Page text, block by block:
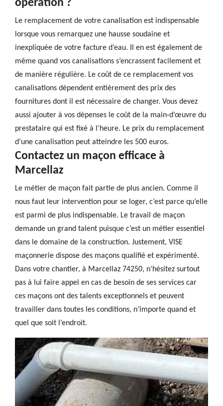
opération ?
Le remplacement de votre canalisation est indispensable
lorsque vous remarquez une hausse soudaine et
inexpliquée de votre facture d’eau. Il en est également de
même quand vos canalisations s’encrassent facilement et
de manière régulière. Le coût de ce remplacement vos
canalisations dépendent entièrement des prix des
fournitures dont il est nécessaire de changer. Vous devez
aussi ajouter à vos dépenses le coût de la main-d’œuvre du
prestataire qui est fixé à l’heure. Le prix du remplacement
d’une canalisation peut atteindre les 500 euros.
Contactez un maçon efficace à
Marcellaz
Le métier de maçon fait partie de plus ancien. Comme il
nous faut leur intervention pour se loger, c’est parce qu’elle
est parmi de plus indispensable. Le travail de maçon
demande un grand talent puisque c’est un métier essentiel
dans le domaine de la construction. Justement, VISE
maçonnerie dispose des maçons qualifié et expérimenté.
Dans votre chantier, à Marcellaz 74250, n’hésitez surtout
pas à lui faire appel en cas de besoin de ses services car
ces maçons ont des talents exceptionnels et peuvent
travailler dans toutes les conditions, n’importe quand et
quel que soit l’endroit.